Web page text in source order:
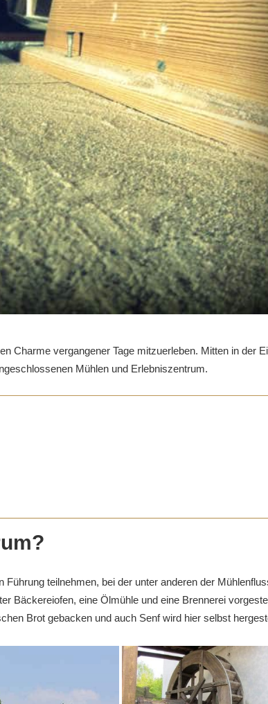
Charme vergangener Tage mitzuerleben. Mitten in der
Mühlen und Erlebniszentrum.
teilnehmen, bei der unter anderen der
Bäckereiofen, eine Ölmühle und eine Brennerei
Brot gebacken und auch Senf wird hier selbst